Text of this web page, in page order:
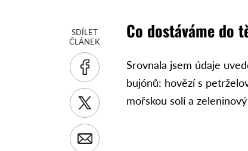
SDÍLET
ČLÁNEK
Co dostáváme do
Srovnala jsem údaje
bujónů: hovězí s
mořskou solí a